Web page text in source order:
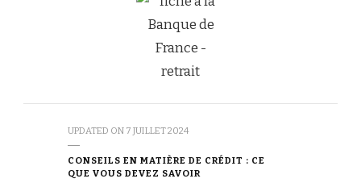
UPDATED ON 7 JUILLET 2024
CONSEILS EN MATIÈRE DE CRÉDIT : CE
QUE VOUS DEVEZ SAVOIR